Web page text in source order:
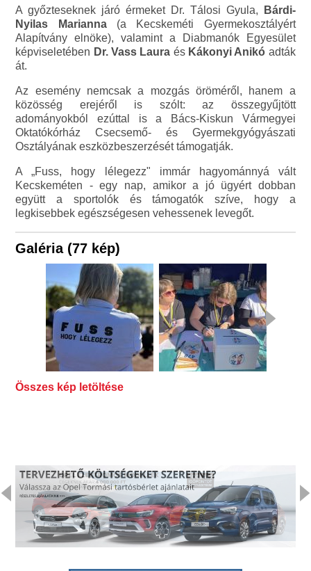
A győzteseknek járó érmeket Dr. Tálosi Gyula,
Bárdi-
Nyilas Marianna(a Kecskeméti Gyermekosztályért
Alapítvány elnöke), valamint a Diabmanók Egyesület
képviseletében Dr. Vass Laura és Kákonyi Anikó adták
át.
Az esemény nemcsak a mozgás öröméről, hanem a
közösség erejéről is szólt: az összegyűjtött
adományokból ezúttal is a Bács-Kiskun Vármegyei
Oktatókórház Csecsemő- és Gyermekgyógyászati
Osztályának eszközbeszerzését támogatják.
A „Fuss, hogy lélegezz" immár hagyománnyá vált
Kecskeméten - egy nap, amikor a jó ügyért dobban
együtt a sportolók és támogatók szíve, hogy a
legkisebbek egészségesen vehessenek levegőt.
Galéria (77 kép)
Összes kép letöltése